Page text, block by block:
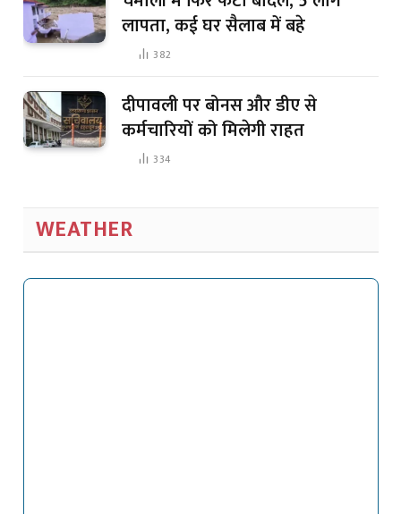
लापता, कई घर सैलाब में बहे
382
दीपावली पर बोनस और डीए से
कर्मचारियों को मिलेगी राहत
334
WEATHER